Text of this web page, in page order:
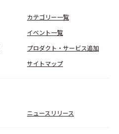
カテゴリー一覧
イベント一覧
プロダクト・サービス追加
サイトマップ
ニュースリリース